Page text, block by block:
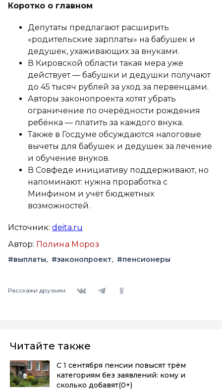
Коротко о главном
Депутаты предлагают расширить
«родительские зарплаты» на бабушек и
дедушек, ухаживающих за внуками.
В Кировской области такая мера уже
действует — бабушки и дедушки получают
до 45 тысяч рублей за уход за первенцами.
Авторы законопроекта хотят убрать
ограничение по очерёдности рождения
ребёнка — платить за каждого внука.
Также в Госдуме обсуждаются налоговые
вычеты для бабушек и дедушек за лечение
и обучение внуков.
В Совфеде инициативу поддерживают, но
напоминают: нужна проработка с
Минфином и учёт бюджетных
возможностей.
Источник: deita.ru
Автор: Полина Мороз
#выплаты #законопроект #пенсионеры
Расскажи друзьям:
Читайте также
С 1 сентября пенсии повысят трём
категориям без заявлений: кому и
сколько добавят(0+)